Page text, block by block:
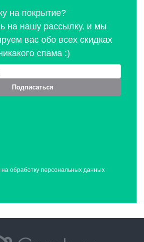
на покрытие?
на нашу рассылку, и мы
вас обо всех скидках
спама :)
Подписаться
на обработку персональных данных